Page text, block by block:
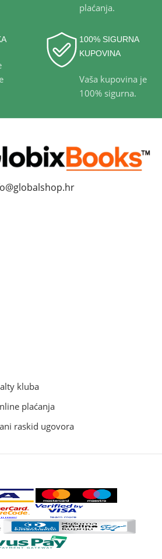
plaćanja.
100% SIGURNA
KUPOVINA
Vaša kupovina je
100% sigurna.
kluba
plaćanja
raskid ugovora